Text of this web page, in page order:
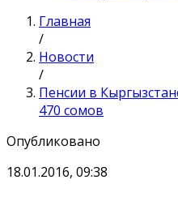
Главная
/
Новости
/
Пенсии в
470 сомов
Опубликовано
18.01.2016, 09:38